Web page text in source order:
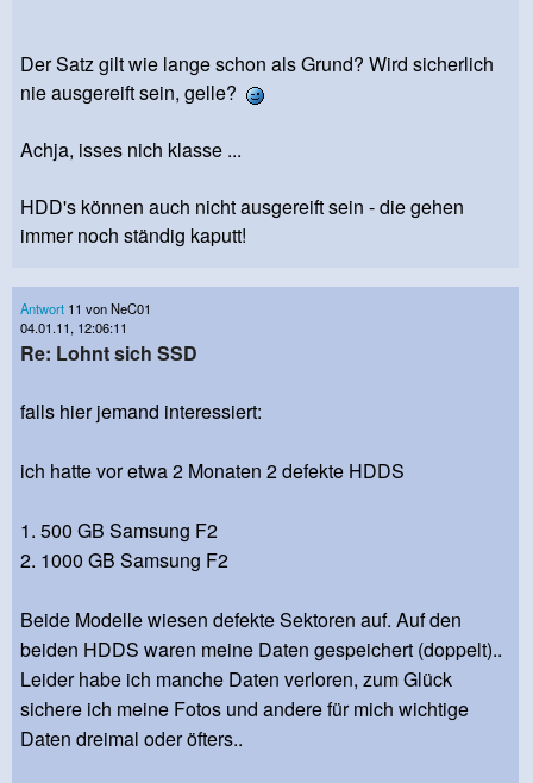
Der Satz gilt wie lange schon als Grund? Wird sicherlich
nie ausgereift sein, gelle?
Achja, isses nich klasse ...
HDD's können auch nicht ausgereift sein - die gehen
immer noch ständig kaputt!
Antwort 11 von NeC01
04.01.11, 12:06:11
Re: Lohnt sich SSD
falls hier jemand interessiert:
ich hatte vor etwa 2 Monaten 2 defekte HDDS
1. 500 GB Samsung F2
2. 1000 GB Samsung F2
Beide Modelle wiesen defekte Sektoren auf. Auf den
beiden HDDS waren meine Daten gespeichert (doppelt)..
Leider habe ich manche Daten verloren, zum Glück
sichere ich meine Fotos und andere für mich wichtige
Daten dreimal oder öfters..